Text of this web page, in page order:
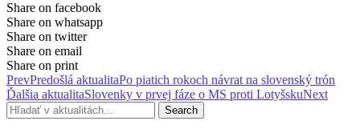
Share on facebook
Share on whatsapp
Share on twitter
Share on email
Share on print
PrevPredošlá aktualitaPo piatich rokoch návrat na slovenský trón
Ďalšia aktualitaSlovenky v prvej fáze o MS proti LotyšskuNext
Search